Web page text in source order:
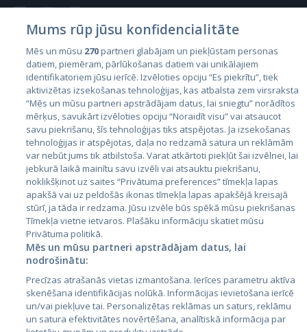
Страны
Эстония
Латвия
Литва
City24.lv
City24.ee
GetaPro.lv
GetaPro.ee
Kainos.lt
Paslaugos.lt
auto24.ee
Mums rūp jūsu konfidencialitāte
Mēs un mūsu 270partneri glabājam un piekļūstam personas
datiem, piemēram, pārlūkošanas datiem vai unikālajiem
identifikatoriem jūsu ierīcē. Izvēloties opciju “Es piekrītu”, tiek
aktivizētas izsekošanas tehnoloģijas, kas atbalsta zem virsraksta
“Mēs un mūsu partneri apstrādājam datus, lai sniegtu” norādītos
mērķus, savukārt izvēloties opciju “Noraidīt visu” vai atsaucot
savu piekrišanu, šīs tehnoloģijas tiks atspējotas. Ja izsekošanas
tehnoloģijas ir atspējotas, daļa no redzamā satura un reklāmām
var nebūt jums tik atbilstoša. Varat atkārtoti piekļūt šai izvēlnei, lai
jebkurā laikā mainītu savu izvēli vai atsauktu piekrišanu,
noklikšķinot uz saites “Privātuma preferences” tīmekļa lapas
apakšā vai uz peldošās ikonas tīmekļa lapas apakšējā kreisajā
stūrī, ja tāda ir redzama. Jūsu izvēle būs spēkā mūsu piekrišanas
Tīmekļa vietne ietvaros. Plašāku informāciju skatiet mūsu
Privātuma politikā.
Mēs un mūsu partneri apstrādājam datus, lai
nodrošinātu:
Precīzas atrašanās vietas izmantošana. Ierīces parametru aktīva
skenēšana identifikācijas nolūkā. Informācijas ievietošana ierīcē
un/vai piekļuve tai. Personalizētas reklāmas un saturs, reklāmu
un satura efektivitātes novērtēšana, analītiskā informācija par